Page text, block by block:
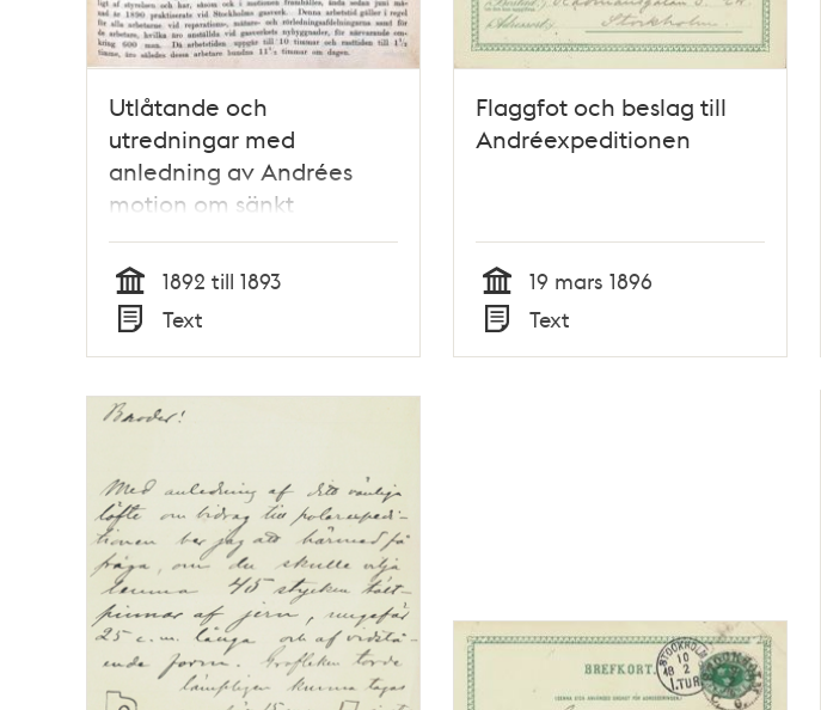
Utlåtande och
utredningar med
anledning av Andrées
motion om sänkt
arbetstid 1893
Tid
1892 till 1893
Typ
Text
Flaggfot och beslag till
Andréexpeditionen
Tid
19 mars 1896
Typ
Text